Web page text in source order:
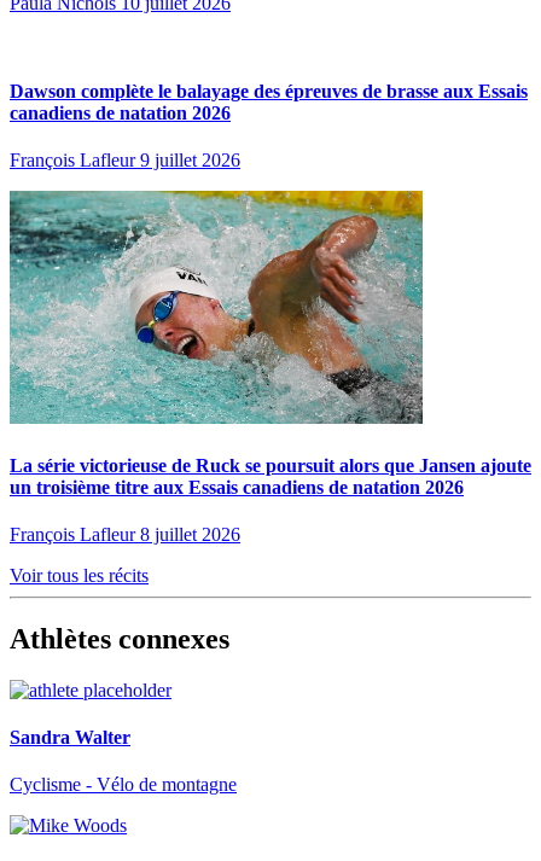
Dawson complète le balayage des épreuves de brasse aux Essais
canadiens de natation 2026
François Lafleur 9 juillet 2026
La série victorieuse de Ruck se poursuit alors que Jansen ajoute
un troisième titre aux Essais canadiens de natation 2026
François Lafleur 8 juillet 2026
Voir tous les récits
Athlètes connexes
Sandra Walter
Cyclisme - Vélo de montagne